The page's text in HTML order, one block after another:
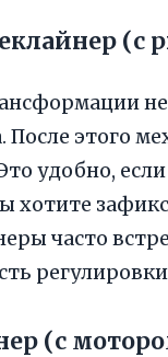
(с
После этого
удобно,
хотите
часто
(с